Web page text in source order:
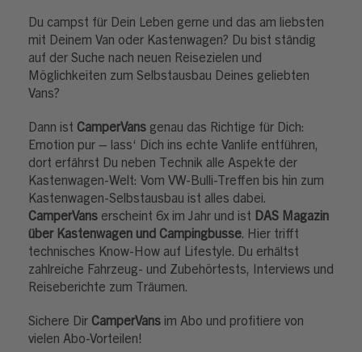
Du campst für Dein Leben gerne und das am liebsten
mit Deinem Van oder Kastenwagen? Du bist ständig
auf der Suche nach neuen Reisezielen und
Möglichkeiten zum Selbstausbau Deines geliebten
Vans?
Dann ist CamperVans genau das Richtige für Dich:
Emotion pur – lass‘ Dich ins echte Vanlife entführen,
dort erfährst Du neben Technik alle Aspekte der
Kastenwagen-Welt: Vom VW-Bulli-Treffen bis hin zum
Kastenwagen-Selbstausbau ist alles dabei.
CamperVans erscheint 6x im Jahr und ist DAS Magazin
über Kastenwagen und Campingbusse. Hier trifft
technisches Know-How auf Lifestyle. Du erhältst
zahlreiche Fahrzeug- und Zubehörtests, Interviews und
Reiseberichte zum Träumen.
Sichere Dir CamperVans im Abo und profitiere von
vielen Abo-Vorteilen!